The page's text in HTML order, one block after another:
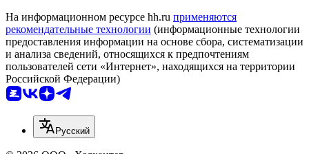
На информационном ресурсе hh.ru применяются
рекомендательные технологии (информационные технологии
предоставления информации на основе сбора, систематизации
и анализа сведений, относящихся к предпочтениям
пользователей сети «Интернет», находящихся на территории
Российской Федерации)
Русский